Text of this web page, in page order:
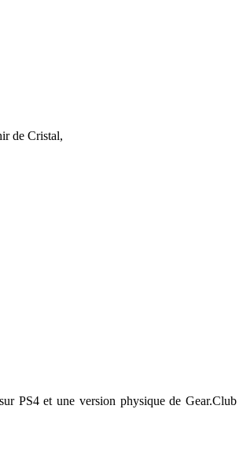
de Cristal,
PS4 et une version physique de Gear.Club